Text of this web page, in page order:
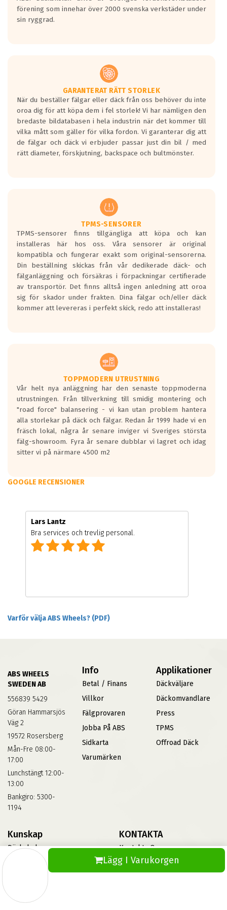
Lägg I Varukorgen
förening som innehar över 2000 svenska verkstäder under
sin ryggrad.
GARANTERAT RÄTT STORLEK
När du beställer fälgar eller däck från oss behöver du inte
oroa dig för att köpa dem i fel storlek! Vi har nämligen den
bredaste bildatabasen i hela industrin när det kommer till
vilka mått som gäller för vilka fordon. Vi garanterar dig att
de fälgar och däck vi erbjuder passar just din bil / med
rätt diameter, förskjutning, backspace och bultmönster.
TPMS-SENSORER
TPMS-sensorer finns tillgängliga att köpa och kan
installeras här hos oss. Våra sensorer är original
kompatibla och fungerar exakt som original-sensorerna.
Din beställning skickas från vår dedikerade däck- och
fälganläggning och försäkras i förpackningar certifierade
av transportör. Det finns alltså ingen anledning att oroa
sig för skador under frakten. Dina fälgar och/eller däck
kommer att levereras i perfekt skick, redo att installeras!
TOPPMODERN UTRUSTNING
Vår helt nya anläggning har den senaste toppmoderna
utrustningen. Från tillverkning till smidig montering och
"road force" balansering - vi kan utan problem hantera
alla storlekar på däck och fälgar. Redan år 1999 hade vi en
fräsch lokal, några år senare inviger vi Sveriges största
fälg-showroom. Fyra år senare dubblar vi lagret och idag
sitter vi på närmare 4500 m2
GOOGLE RECENSIONER
Lars Lantz
Bra services och trevlig personal.
Varför välja ABS Wheels? (PDF)
ABS WHEELS
SWEDEN AB
556839 5429
Göran Hammarsjös
Väg 2
19572 Rosersberg
Mån-Fre 08:00-
17:00
Lunchstängt 12:00-
13:00
Bankgiro: 5300-
1194
Info
Betal / Finans
Villkor
Fälgprovaren
Jobba På ABS
Sidkarta
Varumärken
Applikationer
Däckväljare
Däckomvandlare
Press
TPMS
Offroad Däck
Kunskap
Däckskola
Informationsbank Av Däck
Och Fälgar
KONTAKTA
Kontakta Oss
Vinterdäck